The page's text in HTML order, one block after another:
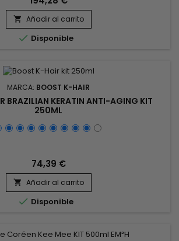
caolín y pantenol, el tratamiento de
Premium Keratin Caviar combate
y fortalece la fibra capilar para prevenir
la rotura. Este...
 Añadir al carrito
 Disponible
MARCA: BOOST K-HAIR
BRAZILIAN KERATIN ANTI-AGING KIT
250ML
74,39 €
 Añadir al carrito
 Disponible